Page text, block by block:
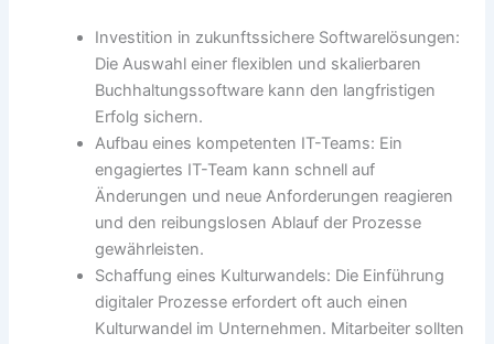
Investition in zukunftssichere Softwarelösungen:
Die Auswahl einer flexiblen und skalierbaren
Buchhaltungssoftware kann den langfristigen
Erfolg sichern.
Aufbau eines kompetenten IT-Teams: Ein
engagiertes IT-Team kann schnell auf
Änderungen und neue Anforderungen reagieren
und den reibungslosen Ablauf der Prozesse
gewährleisten.
Schaffung eines Kulturwandels: Die Einführung
digitaler Prozesse erfordert oft auch einen
Kulturwandel im Unternehmen. Mitarbeiter sollten